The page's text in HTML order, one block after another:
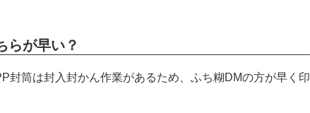
らが早い？
封筒は封入封かん作業があるため、ふち糊DMの方が早く印